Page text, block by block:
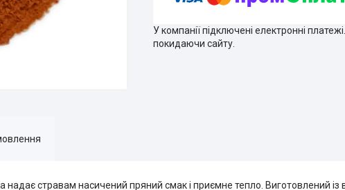
У компанії підключені електронні
покидаючи сайту.
надає стравам насичений пряний смак і приємне тепло. Виготовлений із